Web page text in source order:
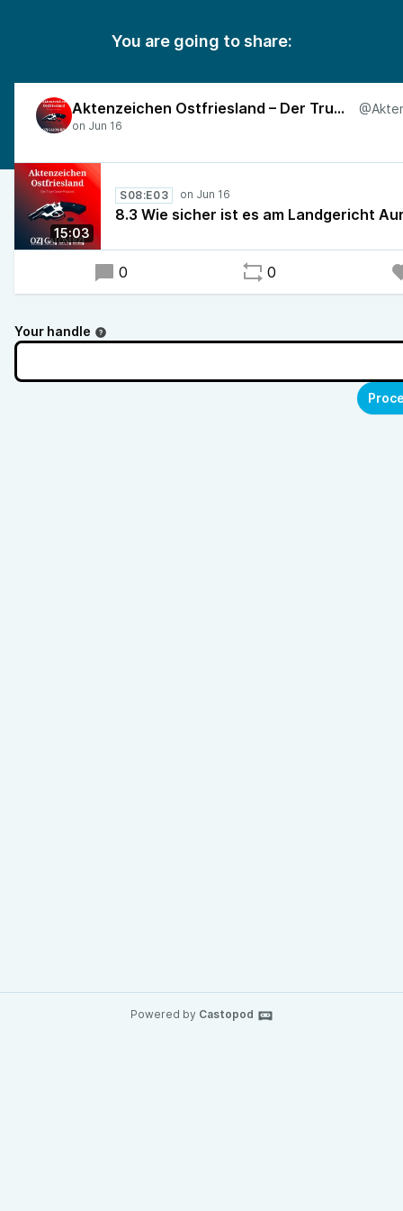
You are going to share:
Aktenzeichen Ostfriesland – Der True-Crime-Podcast
15:03
S08:E03
8.3 Wie sicher ist es am Landgericht
0 0
Your handle
Powered by Castopod